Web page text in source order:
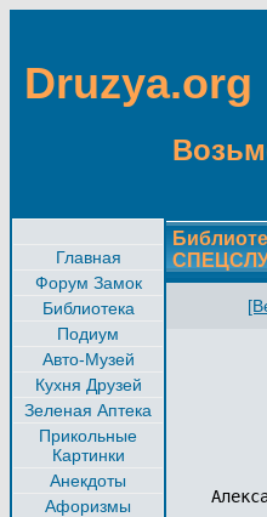
Druzya.org
Главная
Форум Замок
Библиотека
Подиум
Авто-Музей
Кухня Друзей
Зеленая Аптека
Прикольные
Картинки
Анекдоты
Афоризмы